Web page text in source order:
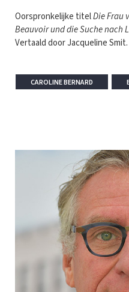
Oorspronkelijke titelDie Frau
Beauvoir und die Suche nach
Vertaald door Jacqueline Smit.
CAROLINE BERNARD